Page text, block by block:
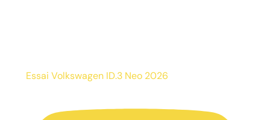
Essai Volkswagen ID.3 Neo 2026